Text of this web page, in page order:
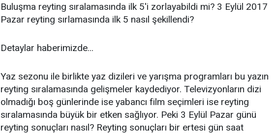
Buluşma reyting sıralamasında ilk 5'i zorlayabildi mi? 3 Eylül 2017
Pazar reyting sırlamasında ilk 5 nasıl şekillendi?
Detaylar haberimizde...
Yaz sezonu ile birlikte yaz dizileri ve yarışma programları bu yazın
reyting sıralamasında gelişmeler kaydediyor. Televizyonların dizi
olmadığı boş günlerinde ise yabancı film seçimleri ise reyting
sıralamasında büyük bir etken sağlıyor. Peki 3 Eylül Pazar günü
reyting sonuçları nasıl? Reyting sonuçları bir ertesi gün saat